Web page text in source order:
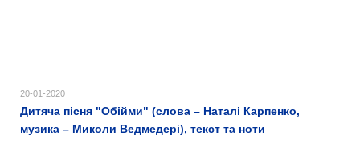
20-01-2020
Дитяча пісня "Обійми" (слова – Наталі Карпенко,
музика – Миколи Ведмедері), текст та ноти